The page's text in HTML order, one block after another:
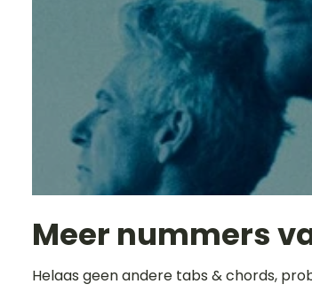
Meer nummers
Helaas geen andere tabs & chords,